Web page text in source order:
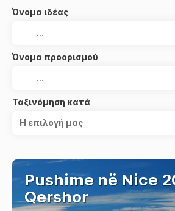
Όνομα ιδέας
Όνομα προορισμού
Ταξινόμηση κατά
Η επιλογή μας
Pushime në Nice
Qershor